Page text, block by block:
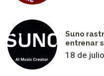
Suno
entrenar
18 de